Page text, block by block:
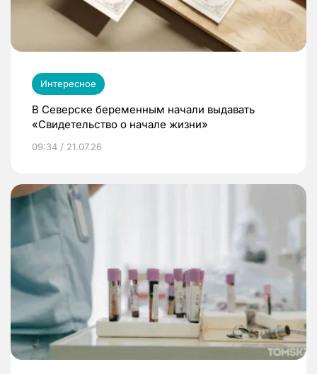
Интересное
В Северске беременным начали выдавать
«Свидетельство о начале жизни»
09:34 / 21.07.26